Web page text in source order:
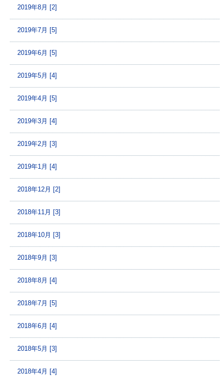
2019年8月 [2]
2019年7月 [5]
2019年6月 [5]
2019年5月 [4]
2019年4月 [5]
2019年3月 [4]
2019年2月 [3]
2019年1月 [4]
2018年12月 [2]
2018年11月 [3]
2018年10月 [3]
2018年9月 [3]
2018年8月 [4]
2018年7月 [5]
2018年6月 [4]
2018年5月 [3]
2018年4月 [4]